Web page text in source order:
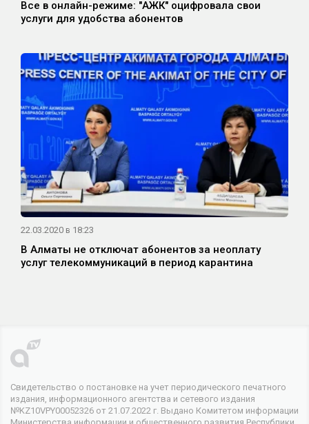
Все в онлайн-режиме: "АЖК" оцифровала свои
услуги для удобства абонентов
22.03.2020 в 18:23
В Алматы не отключат абонентов за неоплату
услуг телекоммуникаций в период карантина
Свидетельство о постановке на учет периодического печатного
издания, информационного агентства и сетевого издания
№KZ10VPY00052326 от 21.07.2022 г. Выдано Комитетом информации